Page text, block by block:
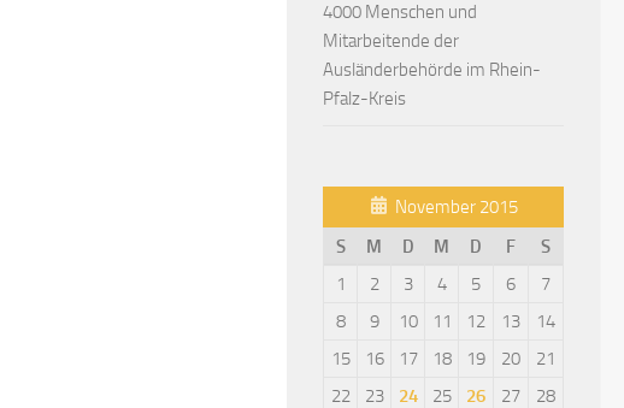
4000 Menschen und
Mitarbeitende der
Ausländerbehörde im Rhein-
Pfalz-Kreis
November 2015
S
M D M D F
S
1
2 3 4 5 6
7
8
9 10 11 12 13
14
15
16 17 18 19 20
21
22
23 24 25 26 27
28